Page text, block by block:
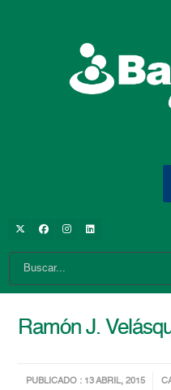
Ramón J.
PUBLICADO : 13 ABRIL, 2015